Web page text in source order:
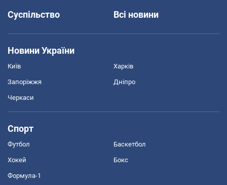
Суспільство
Всі новини
Новини України
Київ Харків
Запоріжжя Дніпро
Черкаси
Спорт
Футбол Баскетбол
Хокей Бокс
Формула-1